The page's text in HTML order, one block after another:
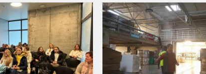
8c
klasės
išvyka
Lietuvos
sveikatos